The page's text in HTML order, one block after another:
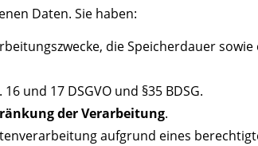
Daten. Sie haben:
die Speicherdauer sowie
und 17 DSGVO und §35 BDSG.
der Verarbeitung.
aufgrund eines